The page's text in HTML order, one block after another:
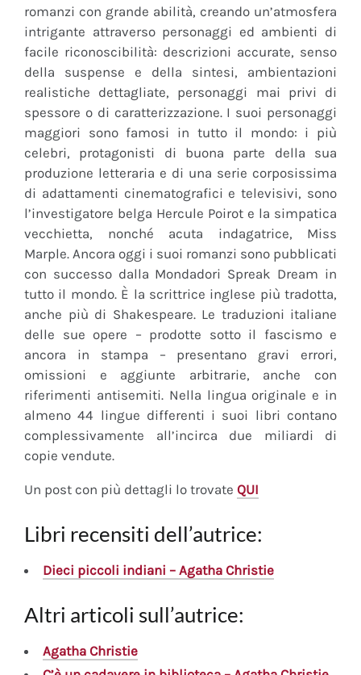
romanzi con grande abilità, creando un’atmosfera
intrigante attraverso personaggi ed ambienti di
facile riconoscibilità: descrizioni accurate, senso
della suspense e della sintesi, ambientazioni
realistiche dettagliate, personaggi mai privi di
spessore o di caratterizzazione. I suoi personaggi
maggiori sono famosi in tutto il mondo: i più
celebri, protagonisti di buona parte della sua
produzione letteraria e di una serie corposissima
di adattamenti cinematografici e televisivi, sono
l’investigatore belga Hercule Poirot e la simpatica
vecchietta, nonché acuta indagatrice, Miss
Marple. Ancora oggi i suoi romanzi sono pubblicati
con successo dalla Mondadori Spreak Dream in
tutto il mondo. È la scrittrice inglese più tradotta,
anche più di Shakespeare. Le traduzioni italiane
delle sue opere – prodotte sotto il fascismo e
ancora in stampa – presentano gravi errori,
omissioni e aggiunte arbitrarie, anche con
riferimenti antisemiti. Nella lingua originale e in
almeno 44 lingue differenti i suoi libri contano
complessivamente all’incirca due miliardi di
copie vendute.
Un post con più dettagli lo trovate QUI
Libri recensiti dell’autrice:
Dieci piccoli indiani – Agatha Christie
Altri articoli sull’autrice:
Agatha Christie